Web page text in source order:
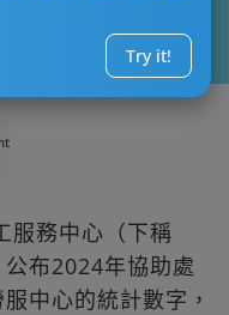
Try it!
服務中心（下稱
公布2024年協助處
中心的統計數字，